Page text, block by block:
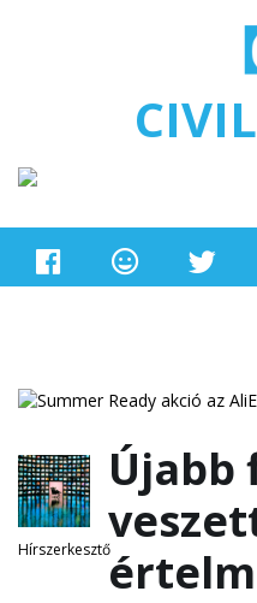
Hírszerkesztő
Újabb